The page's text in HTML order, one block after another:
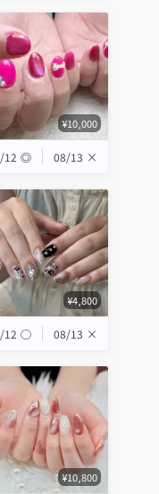
¥10,000
12 ◎ 08/13 ×
¥4,800
12 ◯ 08/13 ×
¥10,800